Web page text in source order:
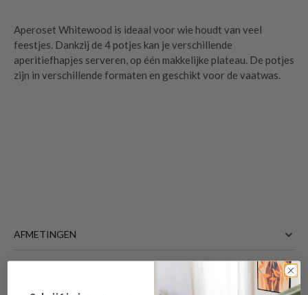
Aperoset Whitewood is ideaal voor wie houdt van veel
feestjes. Dankzij de 4 potjes kan je verschillende
aperitiefhapjes serveren, op één makkelijke plateau. De potjes
zijn in verschillende formaten en geschikt voor de vaatwas.
AFMETINGEN